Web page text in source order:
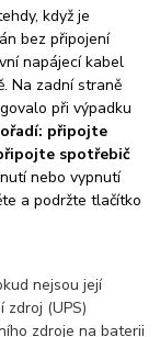
když je
bez připojení
napájecí kabel
Na zadní straně
při výpadku
připojte
spotřebič
nebo vypnutí
a podržte tlačítko
nejsou její
zdroj (UPS)
zdroje na baterii